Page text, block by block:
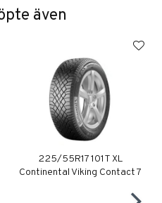
även
225/55R17 101T XL
Continental Viking Contact 7